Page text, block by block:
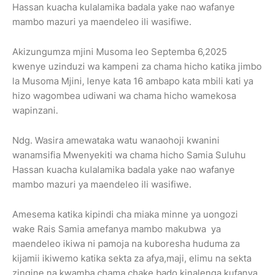
Hassan kuacha kulalamika badala yake nao wafanye
mambo mazuri ya maendeleo ili wasifiwe.
Akizungumza mjini Musoma leo Septemba 6,2025
kwenye uzinduzi wa kampeni za chama hicho katika jimbo
la Musoma Mjini, lenye kata 16 ambapo kata mbili kati ya
hizo wagombea udiwani wa chama hicho wamekosa
wapinzani.
Ndg. Wasira amewataka watu wanaohoji kwanini
wanamsifia Mwenyekiti wa chama hicho Samia Suluhu
Hassan kuacha kulalamika badala yake nao wafanye
mambo mazuri ya maendeleo ili wasifiwe.
Amesema katika kipindi cha miaka minne ya uongozi
wake Rais Samia amefanya mambo makubwa ya
maendeleo ikiwa ni pamoja na kuboresha huduma za
kijamii ikiwemo katika sekta za afya,maji, elimu na sekta
zingine na kwamba chama chake bado kinalenga kufanya